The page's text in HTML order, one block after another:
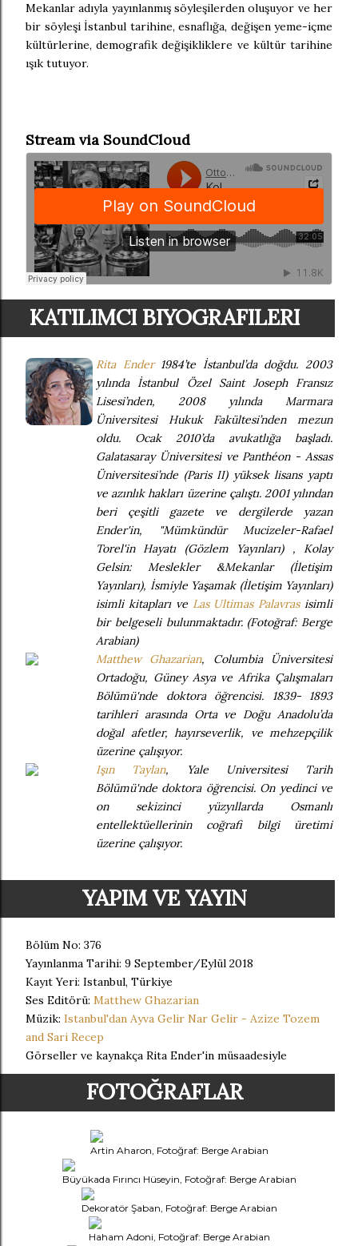
Mekanlar adıyla yayınlanmış söyleşilerden oluşuyor ve her
bir söyleşi İstanbul tarihine, esnaflığa, değişen yeme-içme
kültürlerine, demografik değişikliklere ve kültür tarihine
ışık tutuyor.
Stream via SoundCloud
KATILIMCI BIYOGRAFILERI
Rita Ender1984’te İstanbul’da doğdu. 2003
yılında İstanbul Özel Saint Joseph Fransız
Lisesi’nden, 2008 yılında Marmara
Üniversitesi Hukuk Fakültesi’nden mezun
oldu. Ocak 2010’da avukatlığa başladı.
Galatasaray Üniversitesi ve Panthéon - Assas
Üniversitesi’nde (Paris II) yüksek lisans yaptı
ve azınlık hakları üzerine çalıştı. 2001 yılından
beri çeşitli gazete ve dergilerde yazan
Ender'in, "Mümkündür Mucizeler-Rafael
Torel'in Hayatı (Gözlem Yayınları) , Kolay
Gelsin: Meslekler &Mekanlar (İletişim
Yayınları), İsmiyle Yaşamak (İletişim Yayınları)
isimli kitapları ve Las Ultimas Palavrasisimli
bir belgeseli bulunmaktadır. (Fotoğraf: Berge
Arabian)
Matthew Ghazarian, Columbia Üniversitesi
Ortadoğu, Güney Asya ve Afrika Çalışmaları
Bölümü'nde doktora öğrencisi. 1839- 1893
tarihleri arasında Orta ve Doğu Anadolu’da
doğal afetler, hayırseverlik, ve mehzepçilik
üzerine çalışıyor.
Işın Taylan, Yale Universitesi Tarih
Bölümü'nde doktora öğrencisi. On yedinci ve
on sekizinci yüzyıllarda Osmanlı
entellektüellerinin coğrafi bilgi üretimi
üzerine çalışıyor.
YAPIM VE YAYIN
Bölüm No: 376
Yayınlanma Tarihi: 9 September/Eylül 2018
Kayıt Yeri: Istanbul, Türkiye
Ses Editörü: Matthew Ghazarian
Müzik: Istanbul'dan Ayva Gelir Nar Gelir - Azize Tozem
and Sari Recep
Görseller ve kaynakça Rita Ender'in müsaadesiyle
FOTOĞRAFLAR
Artin Aharon, Fotoğraf: Berge Arabian
Büyükada Fırıncı Hüseyin, Fotoğraf: Berge Arabian
Dekoratör Şaban, Fotoğraf: Berge Arabian
Haham Adoni, Fotoğraf: Berge Arabian